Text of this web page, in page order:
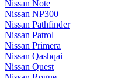
Nissan Note
Nissan NP300
Nissan Pathfinder
Nissan Patrol
Nissan Primera
Nissan Qashqai
Nissan Quest